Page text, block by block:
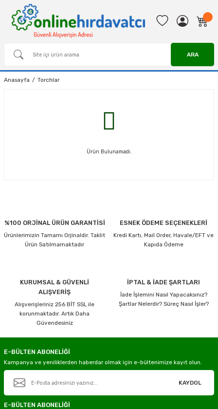
ARA
Anasayfa Torchlar
Ürün Bulunamadı.
%100 ORJİNAL ÜRÜN GARANTİSİ
Ürünlerimizin Tamamı Orjinaldir. Taklit
Ürün Satılmamaktadır
ESNEK ÖDEME SEÇENEKLERİ
Kredi Kartı, Mail Order, Havale/EFT ve
Kapıda Ödeme
KURUMSAL & GÜVENLİ
ALIŞVERİŞ
Alışverişleriniz 256 BİT SSL ile
korunmaktadır. Artık Daha
Güvendesiniz
İPTAL & İADE ŞARTLARI
İade İşlemini Nasıl Yapacaksınız?
Şartlar Nelerdir? Süreç Nasıl İşler?
E-BÜLTEN ABONELİĞİ
Kampanya ve yeniliklerden haberdar olmak için e-bültenimize kayıt olun.
KAYDOL
E-BÜLTEN ABONELİĞİ